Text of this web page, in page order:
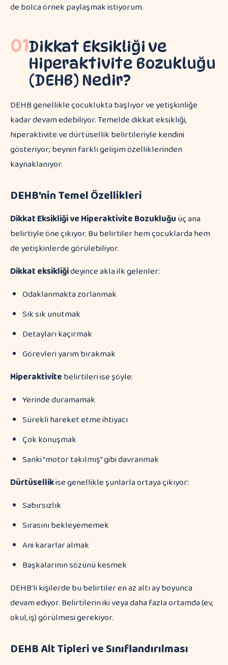
de bolca örnek paylaşmak istiyorum.
01Dikkat Eksikliği ve
Hiperaktivite Bozukluğu
(DEHB) Nedir?
DEHB genellikle çocuklukta başlıyor ve yetişkinliğe
kadar devam edebiliyor. Temelde dikkat eksikliği,
hiperaktivite ve dürtüsellik belirtileriyle kendini
gösteriyor; beynin farklı gelişim özelliklerinden
kaynaklanıyor.
DEHB'nin Temel Özellikleri
Dikkat Eksikliği ve Hiperaktivite Bozukluğuüç ana
belirtiyle öne çıkıyor. Bu belirtiler hem çocuklarda hem
de yetişkinlerde görülebiliyor.
Dikkat eksikliğideyince akla ilk gelenler:
Odaklanmakta zorlanmak
Sık sık unutmak
Detayları kaçırmak
Görevleri yarım bırakmak
Hiperaktivitebelirtileri ise şöyle:
Yerinde duramamak
Sürekli hareket etme ihtiyacı
Çok konuşmak
Sanki “motor takılmış” gibi davranmak
Dürtüsellikise genellikle şunlarla ortaya çıkıyor:
Sabırsızlık
Sırasını bekleyememek
Ani kararlar almak
Başkalarının sözünü kesmek
DEHB’li kişilerde bu belirtiler en az altı ay boyunca
devam ediyor. Belirtilerin iki veya daha fazla ortamda (ev,
okul, iş) görülmesi gerekiyor.
DEHB Alt Tipleri ve Sınıflandırılması